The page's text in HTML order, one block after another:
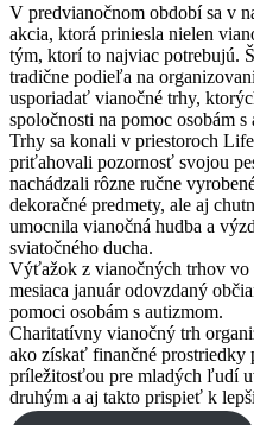
V predvianočnom období sa v
akcia, ktorá priniesla nielen
tým, ktorí to najviac potrebujú.
tradične podieľa na
usporiadať vianočné trhy,
spoločnosti na pomoc osobám s
Trhy sa konali v priestoroch
priťahovali pozornosť svojou
nachádzali rôzne ručne
dekoračné predmety, ale aj
umocnila vianočná hudba a
sviatočného ducha.
Výťažok z vianočných trhov vo
mesiaca január odovzdaný
pomoci osobám s autizmom.
Charitatívny vianočný trh
ako získať finančné prostriedky
príležitosťou pre mladých ľudí
druhým a aj takto prispieť k